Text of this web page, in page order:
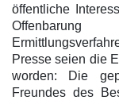
öffentliche
Presse seien die
worden: Die
Freundes des